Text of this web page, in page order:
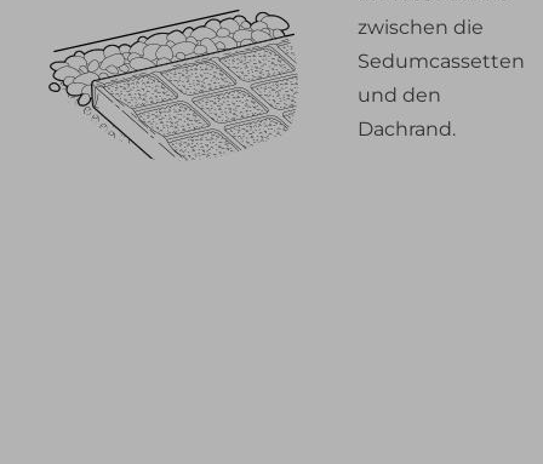
zwischen die
Sedumcassetten
und den
Dachrand.